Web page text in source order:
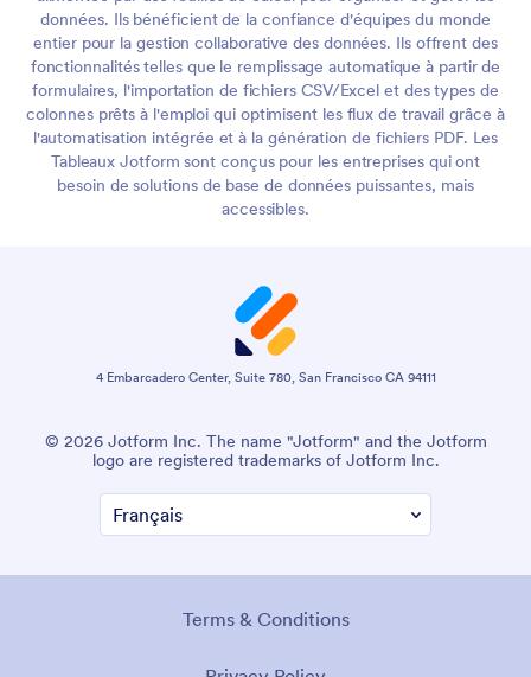
données. Ils bénéficient de la confiance d'équipes du monde
entier pour la gestion collaborative des données. Ils offrent des
fonctionnalités telles que le remplissage automatique à partir de
formulaires, l'importation de fichiers CSV/Excel et des types de
colonnes prêts à l'emploi qui optimisent les flux de travail grâce à
l'automatisation intégrée et à la génération de fichiers PDF. Les
Tableaux Jotform sont conçus pour les entreprises qui ont
besoin de solutions de base de données puissantes, mais
accessibles.
4 Embarcadero Center, Suite 780, San Francisco CA 94111
© 2026 Jotform Inc. The name "Jotform" and the Jotform
logo are registered trademarks of Jotform Inc.
Terms & Conditions